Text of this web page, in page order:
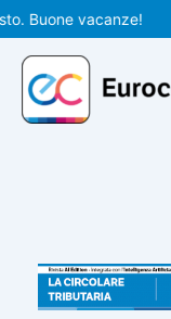
Vai
al
contenuto
vacanze!